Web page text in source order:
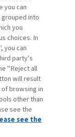
you can
grouped into
you
choices. In
you can
party’s
"Reject all
will result
browsing in
other than
see the
see the